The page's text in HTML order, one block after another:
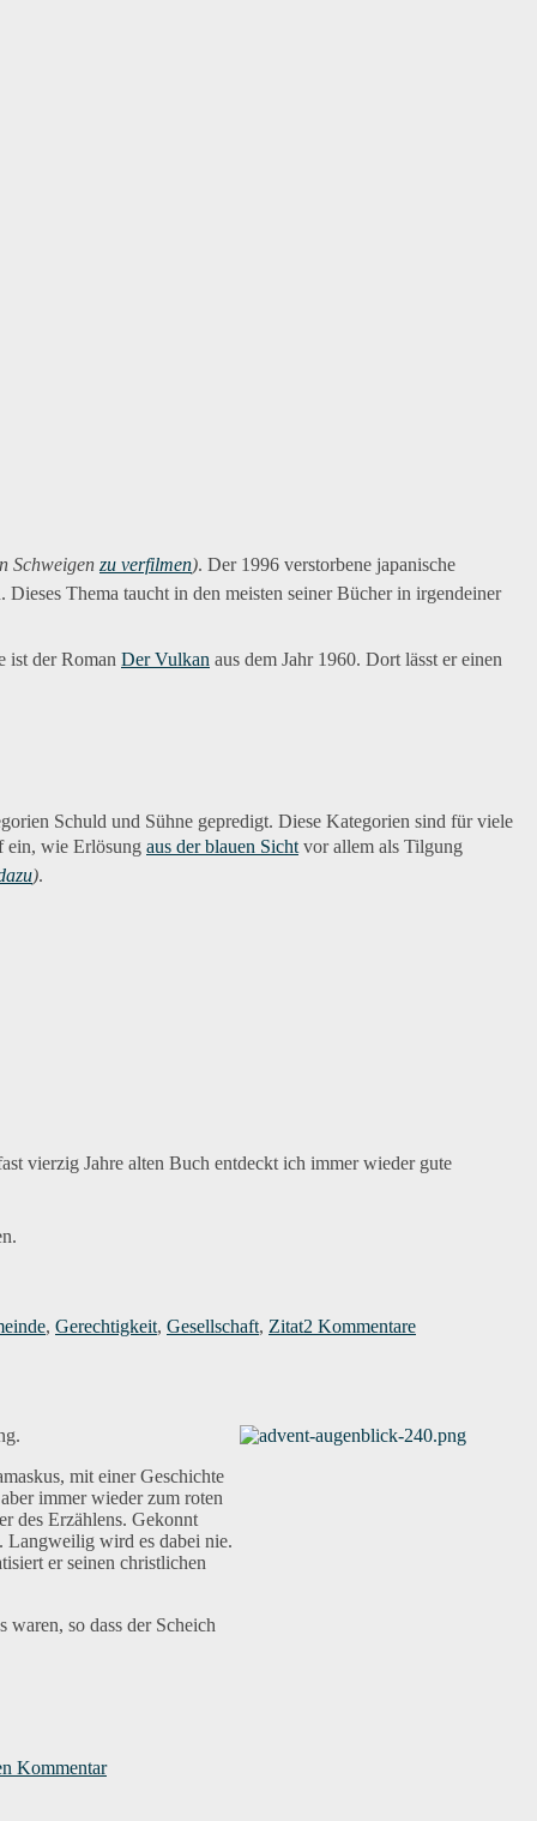
zu verfilmen). Der 1996 verstorbene japanische
Thema taucht in den meisten seiner Bücher in irgendeiner
der Roman  Der Vulkan  aus dem Jahr 1960. Dort lässt er einen
Schuld und Sühne gepredigt. Diese Kategorien sind für viele
ein, wie Erlösung aus der blauen Sicht vor allem als Tilgung
).
vierzig Jahre alten Buch entdeckt ich immer wieder gute
, Gerechtigkeit, Gesellschaft, Zitat2 Kommentarefür
mit einer Geschichte
immer wieder zum roten
des Erzählens. Gekonnt
Langweilig wird es dabei nie.
er seinen christlichen
so dass der Scheich
KommentarAugenblick